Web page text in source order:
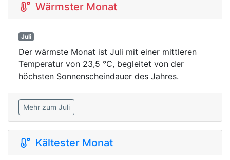
Wärmster Monat
Juli
Der wärmste Monat ist Juli mit einer mittleren
Temperatur von 23,5 °C, begleitet von der
höchsten Sonnenscheindauer des Jahres.
Mehr zum Juli
Kältester Monat